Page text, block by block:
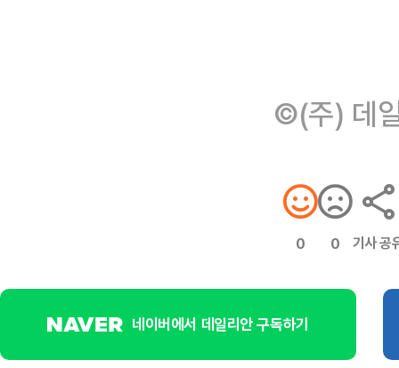
©(주) 데
0 0 기사 공
네이버에서 데일리안 구독하기